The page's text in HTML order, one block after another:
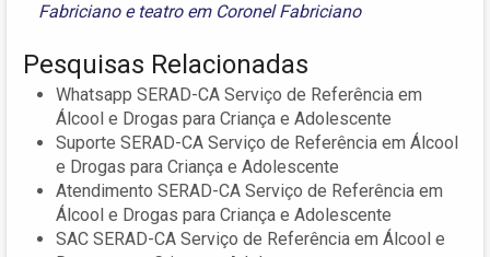
Fabricianoe teatro em Coronel Fabriciano
Pesquisas Relacionadas
Whatsapp SERAD-CA Serviço de Referência em
Álcool e Drogas para Criança e Adolescente
Suporte SERAD-CA Serviço de Referência em Álcool
e Drogas para Criança e Adolescente
Atendimento SERAD-CA Serviço de Referência em
Álcool e Drogas para Criança e Adolescente
SAC SERAD-CA Serviço de Referência em Álcool e